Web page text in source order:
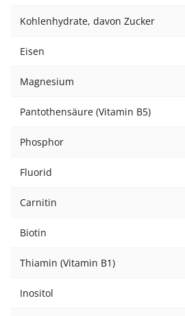
Kohlenhydrate, davon Zucker
Eisen
Magnesium
Pantothensäure (Vitamin B5)
Phosphor
Fluorid
Carnitin
Biotin
Thiamin (Vitamin B1)
Inositol